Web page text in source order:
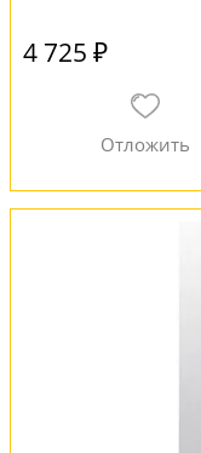
4 725 ₽